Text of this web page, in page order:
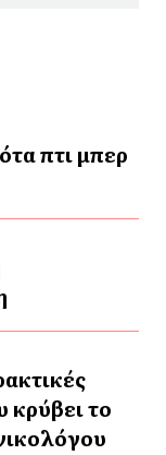
πτι μπερ
κρύβει το